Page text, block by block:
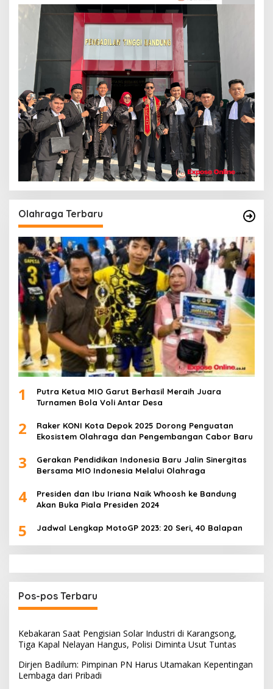
Olahraga Terbaru
1
Putra Ketua MIO Garut Berhasil Meraih Juara
Turnamen Bola Voli Antar Desa
2
Raker KONI Kota Depok 2025 Dorong Penguatan
Ekosistem Olahraga dan Pengembangan Cabor Baru
3
Gerakan Pendidikan Indonesia Baru Jalin Sinergitas
Bersama MIO Indonesia Melalui Olahraga
4
Presiden dan Ibu Iriana Naik Whoosh ke Bandung
Akan Buka Piala Presiden 2024
5 Jadwal Lengkap MotoGP 2023: 20 Seri, 40 Balapan
Pos-pos Terbaru
Kebakaran Saat Pengisian Solar Industri di Karangsong,
Tiga Kapal Nelayan Hangus, Polisi Diminta Usut Tuntas
Dirjen Badilum: Pimpinan PN Harus Utamakan Kepentingan
Lembaga dari Pribadi